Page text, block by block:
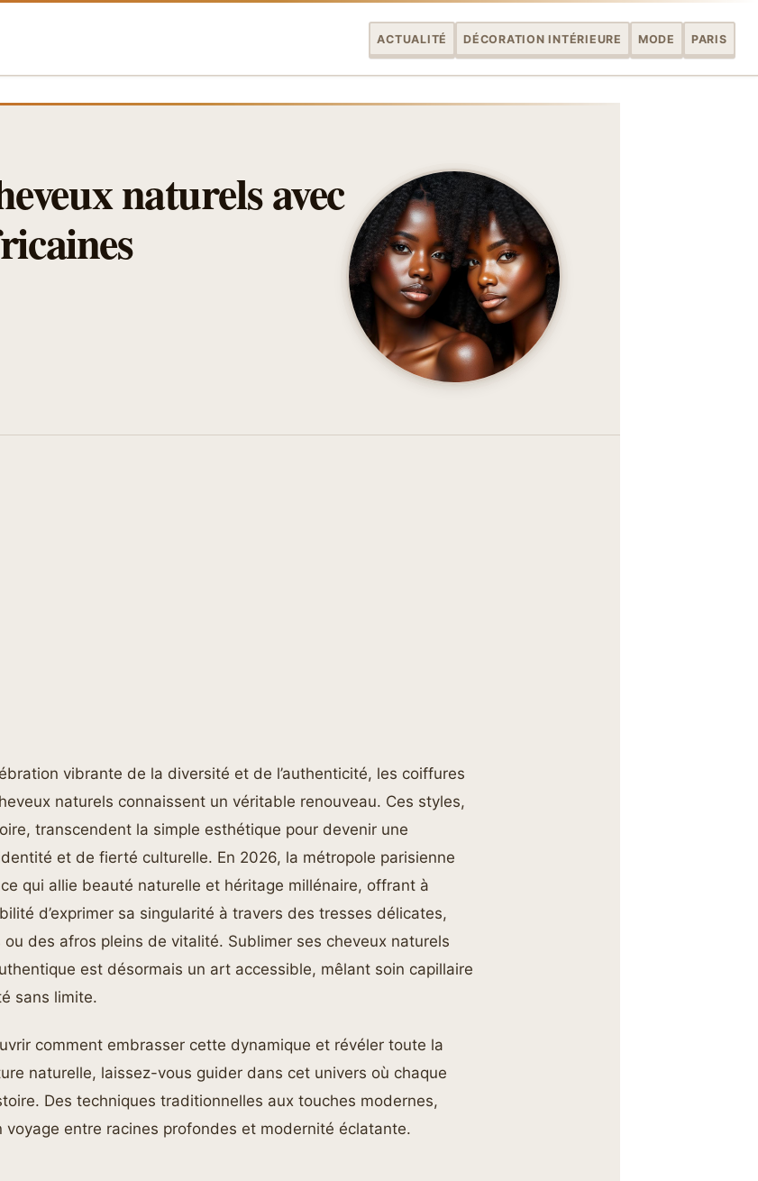
ACTUALITÉ DÉCORATION INTÉRIEURE MODE PARIS
naturels avec
vibrante de la diversité et de l’authenticité, les coiffures
naturels connaissent un véritable renouveau. Ces styles,
transcendent la simple esthétique pour devenir une
et de fierté culturelle. En 2026, la métropole parisienne
qui allie beauté naturelle et héritage millénaire, offrant à
d’exprimer sa singularité à travers des tresses délicates,
des afros pleins de vitalité. Sublimer ses cheveux naturels
est désormais un art accessible, mêlant soin capillaire
sans limite.
comment embrasser cette dynamique et révéler toute la
naturelle, laissez-vous guider dans cet univers où chaque
Des techniques traditionnelles aux touches modernes,
voyage entre racines profondes et modernité éclatante.